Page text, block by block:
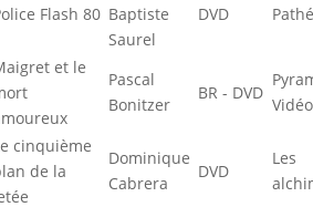
Flash 80 Baptiste
Saurel
DVD
et le
Pascal
Bonitzer
BR - DVD
Vidéo
cinquième
de la
Dominique
Cabrera
DVD
Les